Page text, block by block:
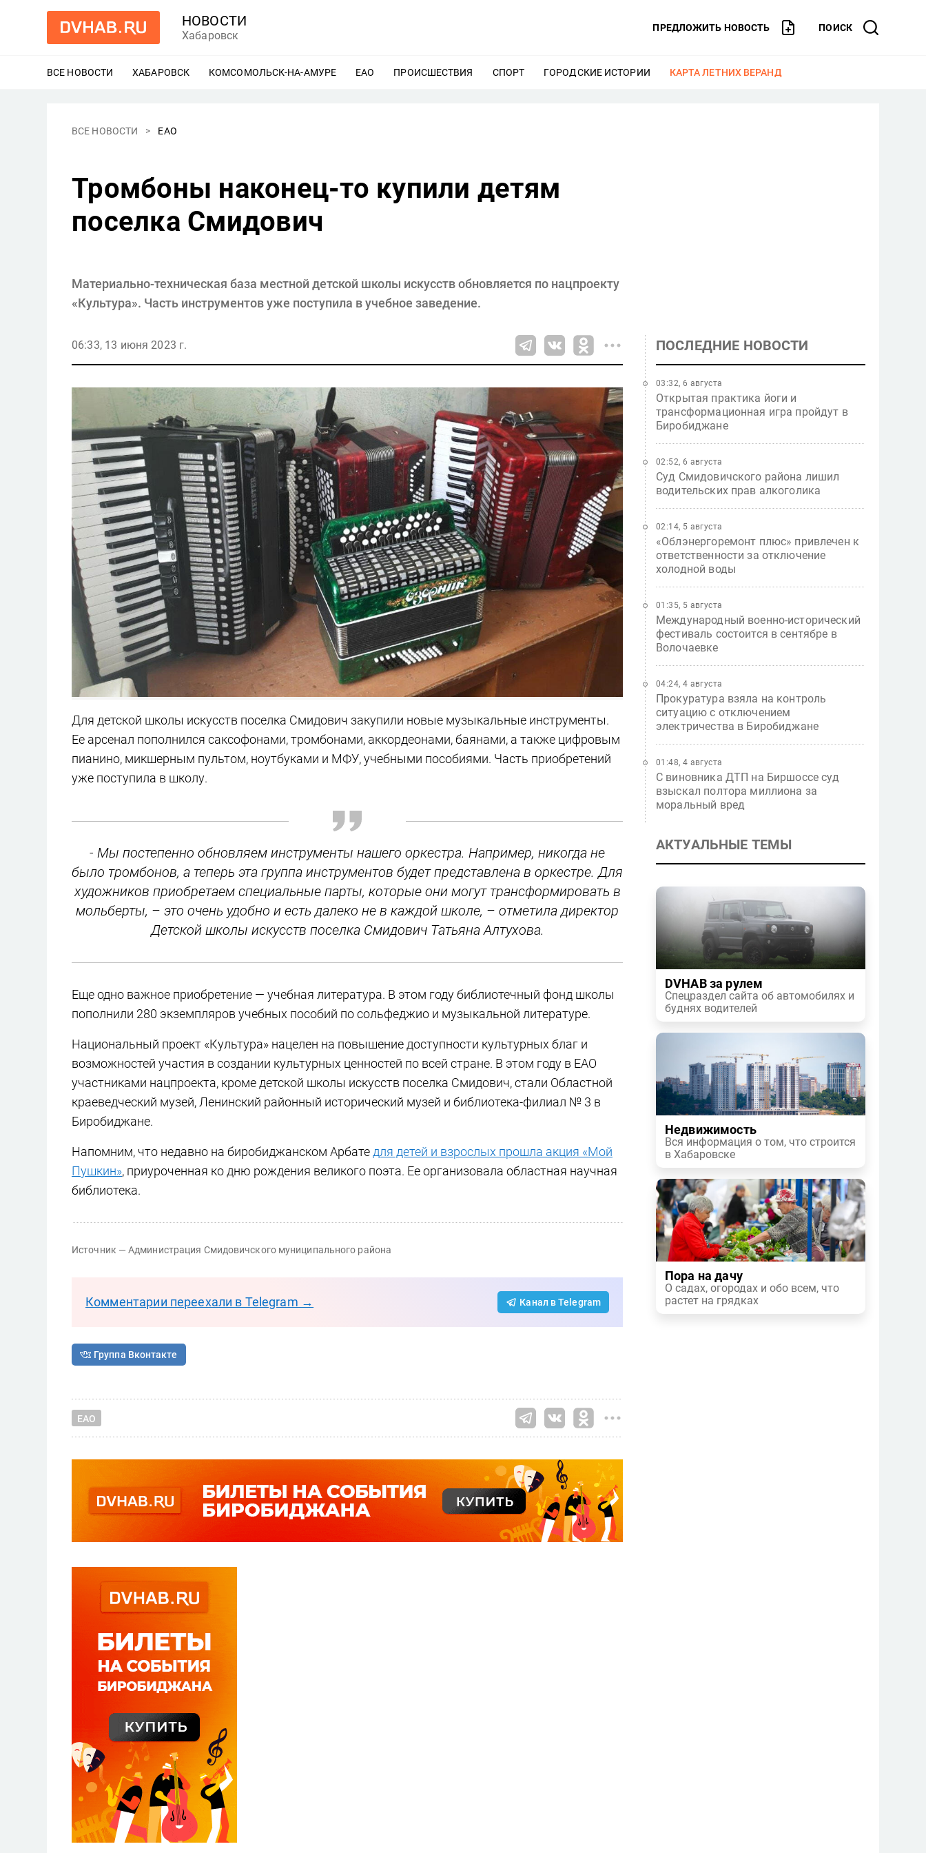
НОВОСТИ
Хабаровск
ПРЕДЛОЖИТЬ НОВОСТЬ ПОИСК
ВСЕ НОВОСТИ ХАБАРОВСК ЕЩЕ
КОМСОМОЛЬСК-НА-АМУРЕ ЕЩЕ
ЕАО ЕЩЕ
ПРОИСШЕСТВИЯ ЕЩЕ
СПОРТ ЕЩЕ
ГОРОДСКИЕ ИСТОРИИ ЕЩЕ
КАРТА ЛЕТНИХ ВЕРАНД
ВСЕ НОВОСТИ ЕАО
Тромбоны наконец-то купили детям
поселка Смидович
Материально-техническая база местной детской школы искусств обновляется по нацпроекту
«Культура». Часть инструментов уже поступила в учебное заведение.
06:33, 13 июня 2023 г.
Для детской школы искусств поселка Смидович закупили новые музыкальные инструменты.
Ее арсенал пополнился саксофонами, тромбонами, аккордеонами, баянами, а также цифровым
пианино, микшерным пультом, ноутбуками и МФУ, учебными пособиями. Часть приобретений
уже поступила в школу.
- Мы постепенно обновляем инструменты нашего оркестра. Например, никогда не
было тромбонов, а теперь эта группа инструментов будет представлена в оркестре. Для
художников приобретаем специальные парты, которые они могут трансформировать в
мольберты, – это очень удобно и есть далеко не в каждой школе, – отметила директор
Детской школы искусств поселка Смидович Татьяна Алтухова.
Еще одно важное приобретение — учебная литература. В этом году библиотечный фонд школы
пополнили 280 экземпляров учебных пособий по сольфеджио и музыкальной литературе.
Национальный проект «Культура» нацелен на повышение доступности культурных благ и
возможностей участия в создании культурных ценностей по всей стране. В этом году в ЕАО
участниками нацпроекта, кроме детской школы искусств поселка Смидович, стали Областной
краеведческий музей, Ленинский районный исторический музей и библиотека-филиал № 3 в
Биробиджане.
Напомним, что недавно на биробиджанском Арбатедля детей и взрослых прошла акция «Мой
Пушкин», приуроченная ко дню рождения великого поэта. Ее организовала областная научная
библиотека.
Источник — Администрация Смидовичского муниципального района
Комментарии переехали в Telegram → Канал в Telegram
Группа Вконтакте
ЕАО
ПОСЛЕДНИЕ НОВОСТИ
Открытая практика йоги и
трансформационная игра пройдут в
Биробиджане
03:32, 6 августа
Суд Смидовичского района лишил
водительских прав алкоголика
02:52, 6 августа
«Облэнергоремонт плюс» привлечен к
ответственности за отключение
холодной воды
02:14, 5 августа
Международный военно-исторический
фестиваль состоится в сентябре в
Волочаевке
01:35, 5 августа
Прокуратура взяла на контроль
ситуацию с отключением
электричества в Биробиджане
04:24, 4 августа
С виновника ДТП на Биршоссе суд
взыскал полтора миллиона за
моральный вред
01:48, 4 августа
АКТУАЛЬНЫЕ ТЕМЫ
DVHAB за рулем
Спецраздел сайта об автомобилях и
буднях водителей
Недвижимость
Вся информация о том, что строится
в Хабаровске
Пора на дачу
О садах, огородах и обо всем, что
растет на грядках